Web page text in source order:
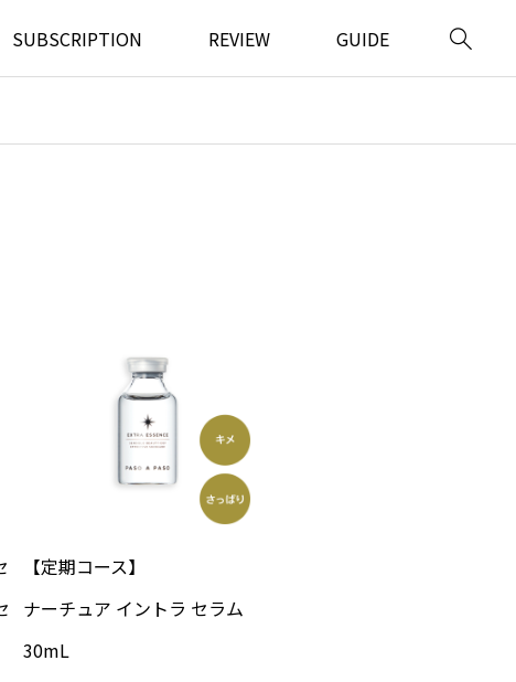
SUBSCRIPTION REVIEW GUIDE 
【定期コース】
ナーチュア イントラ セラム
30mL